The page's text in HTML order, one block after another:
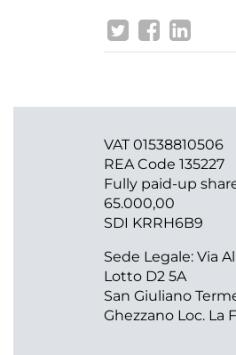
VAT 01538810506
REA Code 135227
Fully paid-up
65.000,00
SDI KRRH6B9
Sede Legale: Via
Lotto D2 5A
San Giuliano
Ghezzano Loc. La